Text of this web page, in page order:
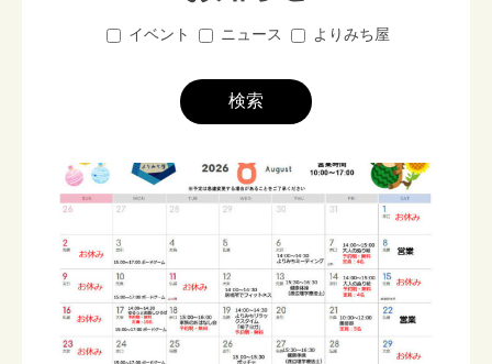
イベント ニュース よりみち屋